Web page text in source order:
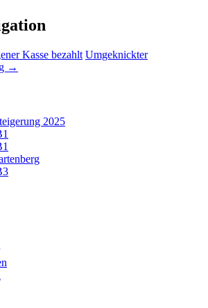
Kasse bezahlt Umgeknickter
→
2025